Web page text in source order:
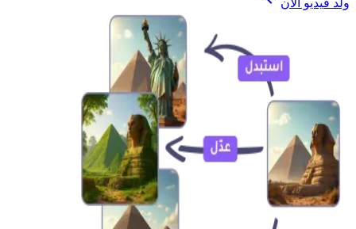
ولّد فيديو الآن